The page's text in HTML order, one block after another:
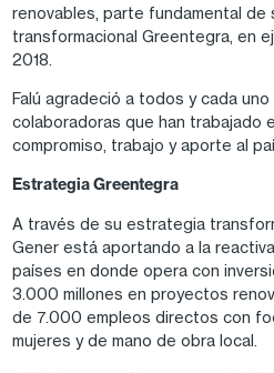
renovables, parte fundamental de
transformacional Greentegra, en
2018.
Falú agradeció a todos y cada
colaboradoras que han trabajado
compromiso, trabajo y aporte al
Estrategia Greentegra
A través de su estrategia
Gener está aportando a la
países en donde opera con
3.000 millones en proyectos
de 7.000 empleos directos con
mujeres y de mano de obra local.